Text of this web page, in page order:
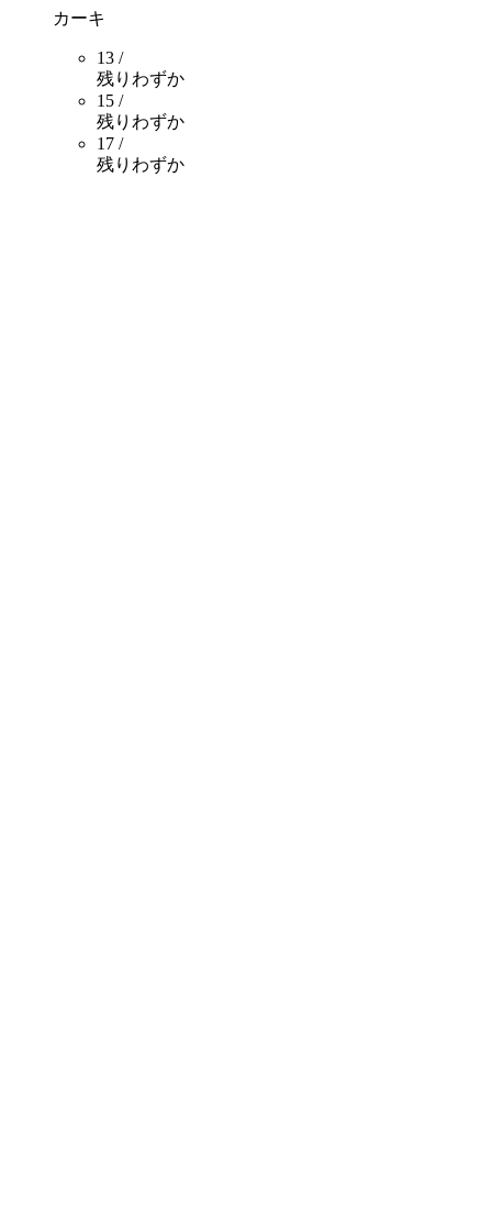
カーキ
13 /
残りわずか
15 /
残りわずか
17 /
残りわずか